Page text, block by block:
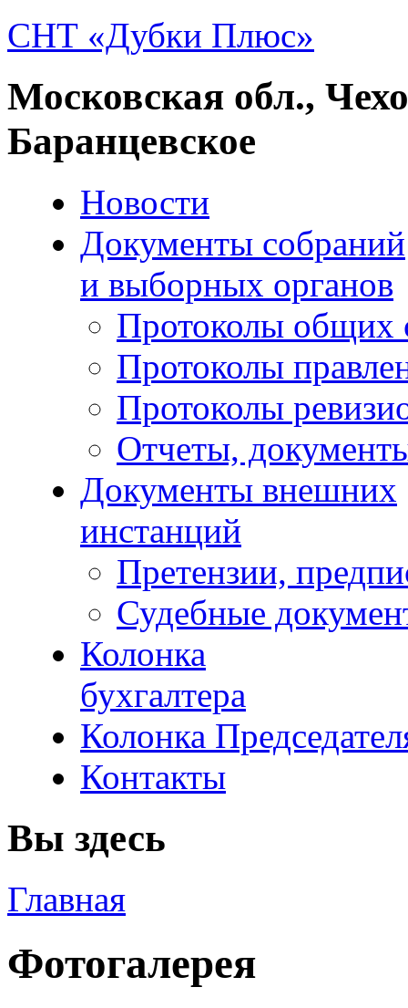
СНТ «Дубки Плюс»
Московская обл.,
Баранцевское
Новости
Документы собраний
и выборных органов
Протоколы общих
Протоколы
Протоколы
Отчеты,
Документы внешних
инстанций
Претензии,
Судебные
Колонка
бухгалтера
Колонка
Контакты
Вы здесь
Главная
Фотогалерея